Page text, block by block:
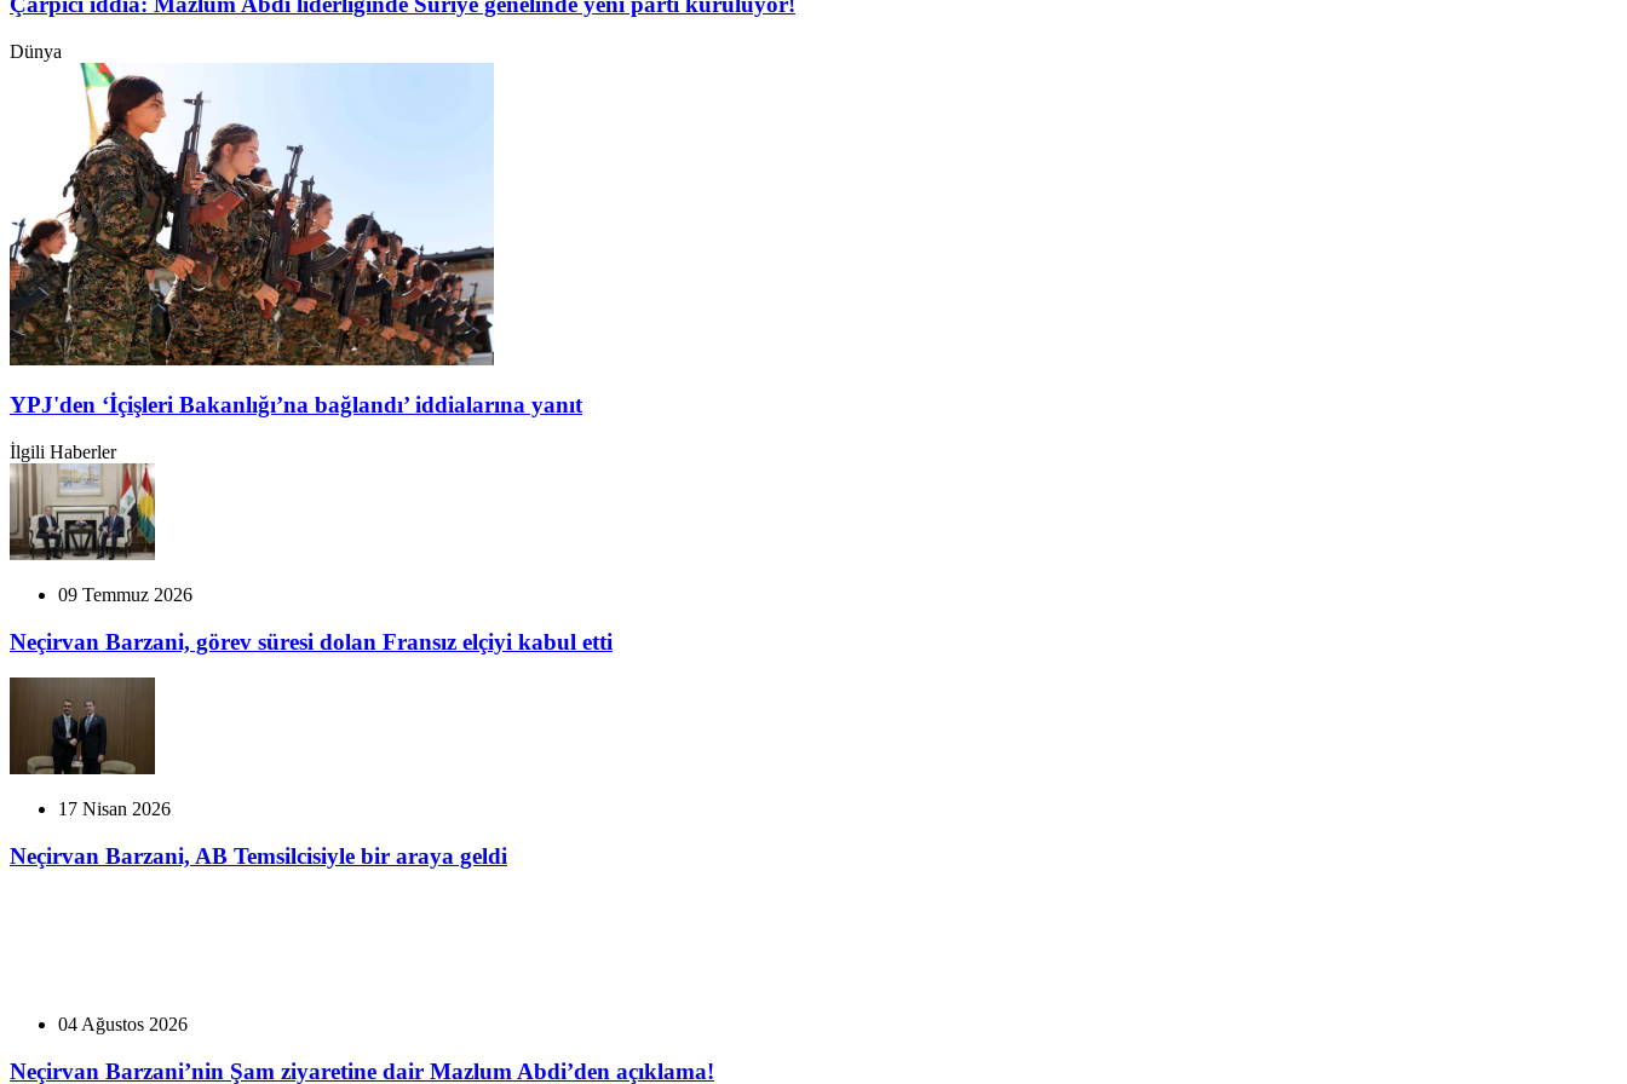
Dünya
YPJ'den ‘İçişleri Bakanlığı’na bağlandı’ iddialarına yanıt
İlgili Haberler
09 Temmuz 2026
Neçirvan Barzani, görev süresi dolan Fransız elçiyi kabul etti
17 Nisan 2026
Neçirvan Barzani, AB Temsilcisiyle bir araya geldi
04 Ağustos 2026
Neçirvan Barzani’nin Şam ziyaretine dair Mazlum Abdi’den açıklama!